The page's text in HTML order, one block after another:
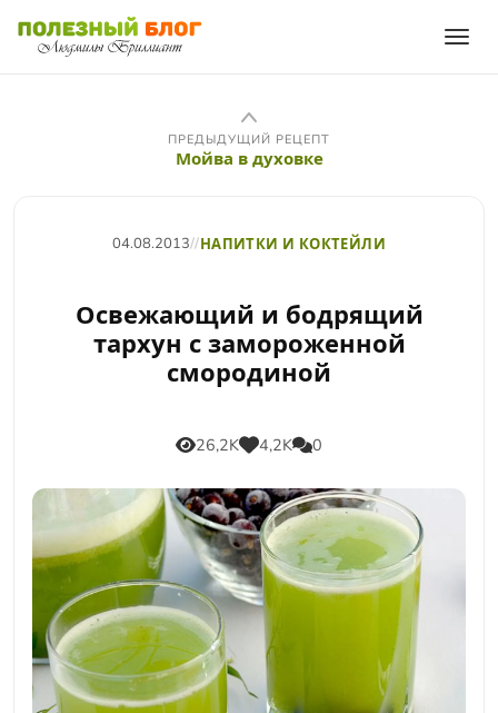
ПРЕДЫДУЩИЙ РЕЦЕПТ
Мойва в духовке
04.08.2013//НАПИТКИ И КОКТЕЙЛИ
Освежающий и бодрящий
тархун с замороженной
смородиной
26,2K 4,2K 0